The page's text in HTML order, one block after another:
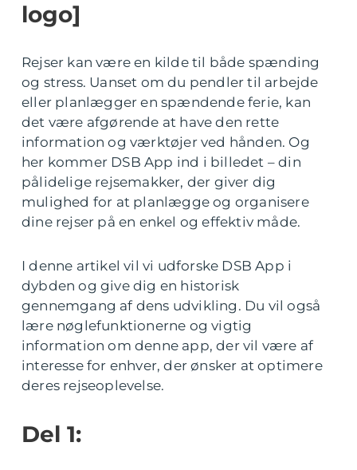
logo]
Rejser kan være en kilde til både spænding
og stress. Uanset om du pendler til arbejde
eller planlægger en spændende ferie, kan
det være afgørende at have den rette
information og værktøjer ved hånden. Og
her kommer DSB App ind i billedet – din
pålidelige rejsemakker, der giver dig
mulighed for at planlægge og organisere
dine rejser på en enkel og effektiv måde.
I denne artikel vil vi udforske DSB App i
dybden og give dig en historisk
gennemgang af dens udvikling. Du vil også
lære nøglefunktionerne og vigtig
information om denne app, der vil være af
interesse for enhver, der ønsker at optimere
deres rejseoplevelse.
Del 1: